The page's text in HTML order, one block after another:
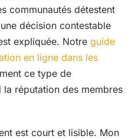
communautés détestent
décision contestable
expliquée. Notre guide
en ligne dans les
ce type de
réputation des membres
est court et lisible. Mon